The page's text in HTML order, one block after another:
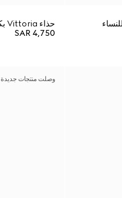
حذاء Vittoria بكعب أمامي عالٍ ومرن للنساء
SAR 4,750
وصلت منتجات جديدة